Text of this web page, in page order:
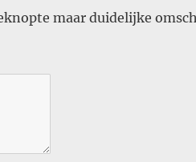
maar duidelijke